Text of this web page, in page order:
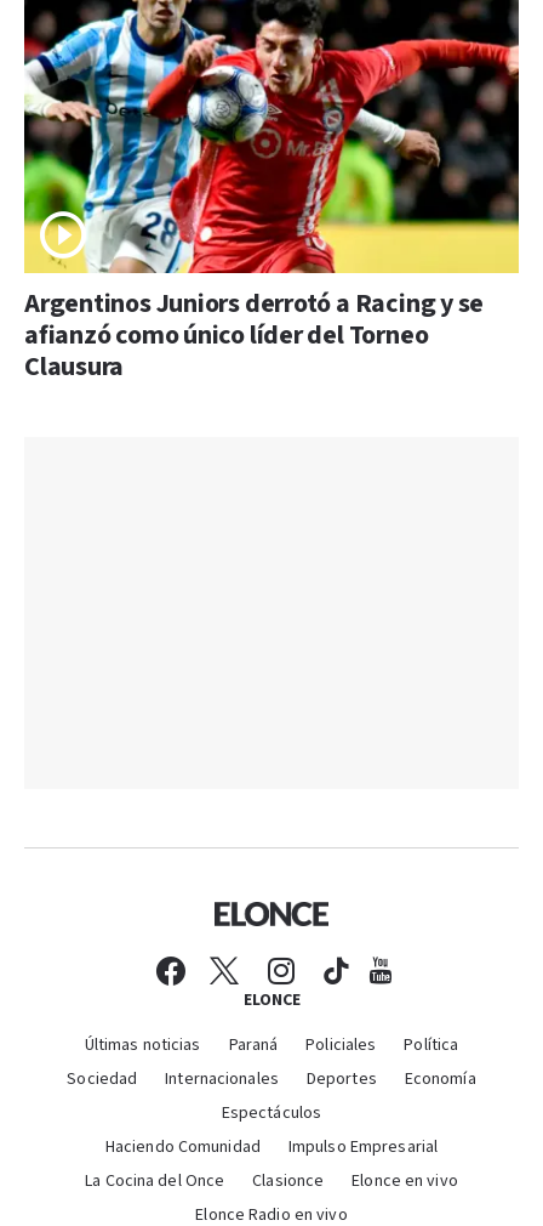
Argentinos Juniors derrotó a Racing y se
afianzó como único líder del Torneo
Clausura
ELONCE
Últimas noticias Paraná Policiales
Política
Sociedad
Internacionales Deportes
Economía
Espectáculos
Haciendo Comunidad
Impulso Empresarial
La Cocina del Once
Clasionce
Elonce en vivo
Elonce Radio en vivo